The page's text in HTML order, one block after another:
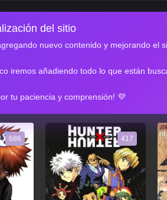
del sitio
nuevo contenido y mejorando el
iremos añadiendo todo lo que están
tu paciencia y comprensión! 💜
686 417